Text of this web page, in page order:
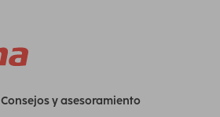
Consejos y asesoramiento